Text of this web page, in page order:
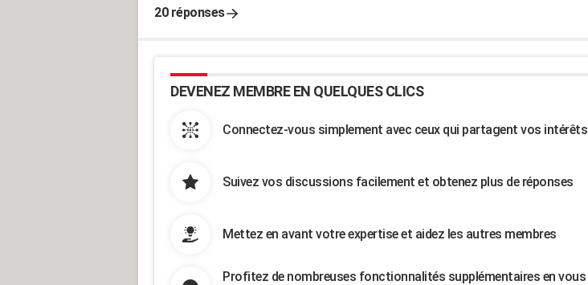
20 réponses
DEVENEZ MEMBRE EN QUELQUES CLICS
Connectez-vous simplement avec ceux qui partagent vos intérêts
Suivez vos discussions facilement et obtenez plus de réponses
Mettez en avant votre expertise et aidez les autres membres
Profitez de nombreuses fonctionnalités supplémentaires en vous